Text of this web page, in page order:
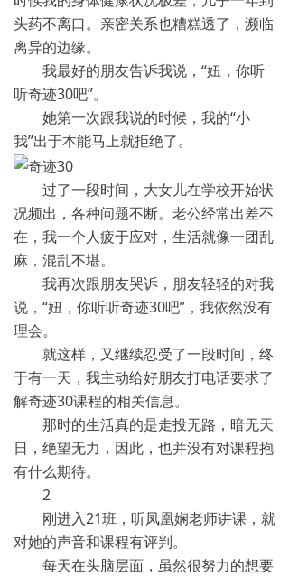
头药不离口。亲密关系也糟糕透了，濒临
离异的边缘。
我最好的朋友告诉我说，“妞，你听
听奇迹30吧”。
她第一次跟我说的时候，我的“小
我”出于本能马上就拒绝了。
过了一段时间，大女儿在学校开始状
况频出，各种问题不断。老公经常出差不
在，我一个人疲于应对，生活就像一团乱
麻，混乱不堪。
我再次跟朋友哭诉，朋友轻轻的对我
说，“妞，你听听奇迹30吧”，我依然没有
理会。
就这样，又继续忍受了一段时间，终
于有一天，我主动给好朋友打电话要求了
解奇迹30课程的相关信息。
那时的生活真的是走投无路，暗无天
日，绝望无力，因此，也并没有对课程抱
有什么期待。
2
刚进入21班，听凤凰娴老师讲课，就
对她的声音和课程有评判。
每天在头脑层面，虽然很努力的想要